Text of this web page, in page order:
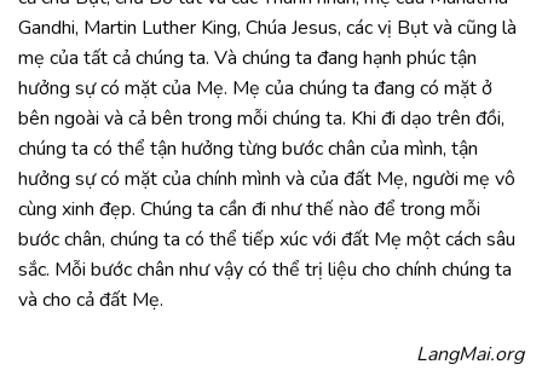
Gandhi, Martin Luther King, Chúa Jesus, các vị Bụt và cũng là
mẹ của tất cả chúng ta. Và chúng ta đang hạnh phúc tận
hưởng sự có mặt của Mẹ. Mẹ của chúng ta đang có mặt ở
bên ngoài và cả bên trong mỗi chúng ta. Khi đi dạo trên đồi,
chúng ta có thể tận hưởng từng bước chân của mình, tận
hưởng sự có mặt của chính mình và của đất Mẹ, người mẹ vô
cùng xinh đẹp. Chúng ta cần đi như thế nào để trong mỗi
bước chân, chúng ta có thể tiếp xúc với đất Mẹ một cách sâu
sắc. Mỗi bước chân như vậy có thể trị liệu cho chính chúng ta
và cho cả đất Mẹ.
LangMai.org